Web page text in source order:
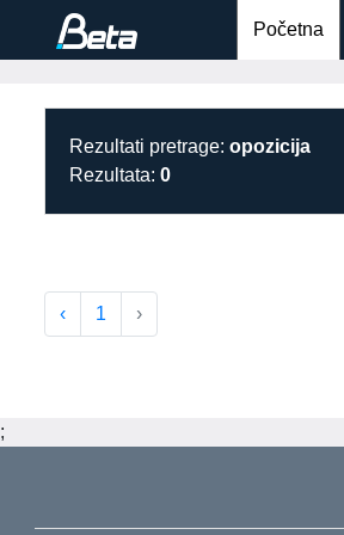
Početna
Rezultati pretrage: opozicija
Rezultata: 0
‹ 1 ›
;